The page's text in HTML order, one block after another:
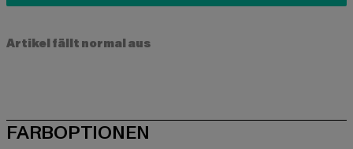
Artikel fällt normal aus
FARBOPTIONEN